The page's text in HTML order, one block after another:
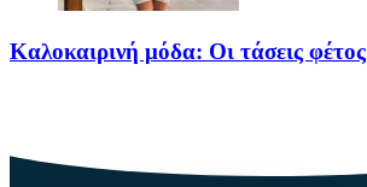
Καλοκαιρινή μόδα: Οι τάσεις φέτος